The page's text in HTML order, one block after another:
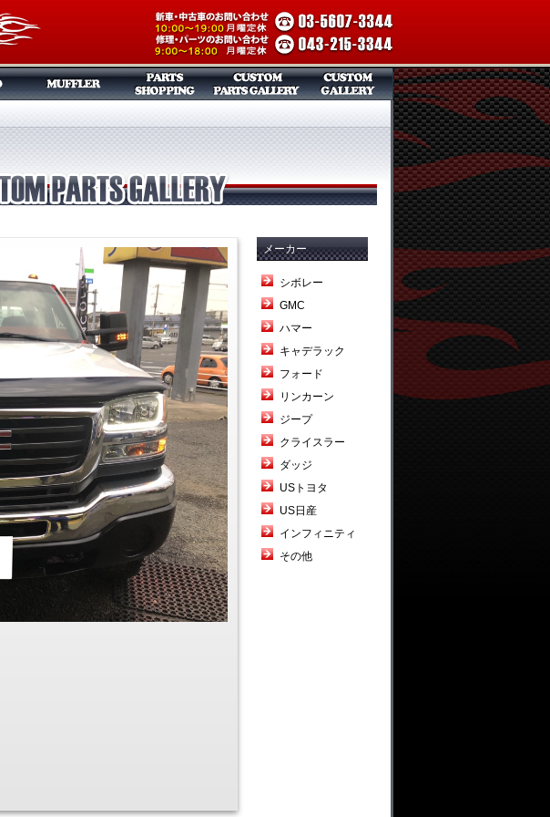
メーカー
シボレー
GMC
ハマー
キャデラック
フォード
リンカーン
ジープ
クライスラー
ダッジ
USトヨタ
US日産
インフィニティ
その他